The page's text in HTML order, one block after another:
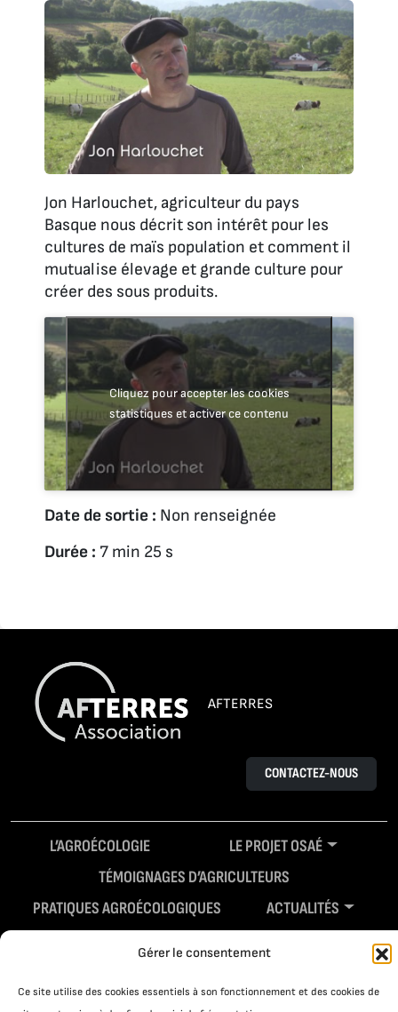
Gérer le consentement
Ce site utilise des cookies essentiels à son fonctionnement et des cookies de
Jon Harlouchet, agriculteur du pays
Basque nous décrit son intérêt pour les
cultures de maïs population et comment il
mutualise élevage et grande culture pour
créer des sous produits.
Cliquez pour accepter les cookies
statistiques et activer ce contenu
Date de sortie : Non renseignée
Durée : 7 min 25 s
AFTERRES
CONTACTEZ-NOUS
L’AGROÉCOLOGIE
LE PROJET OSAÉ
TÉMOIGNAGES D’AGRICULTEURS
PRATIQUES AGROÉCOLOGIQUES
ACTUALITÉS